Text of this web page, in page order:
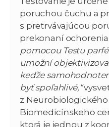
poruchou čuchu a
s pretrvávajúcou
prekonaní ochorenia
pomocou Testu
umožní
keďže
byť spoľahlivé,“
z
Biomedicínskeho
ktorá je jednou z